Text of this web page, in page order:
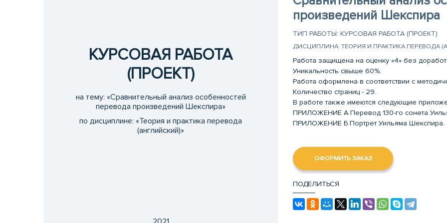
КУРСОВАЯ РАБОТА
(ПРОЕКТ)
на тему: «Сравнительный анализ особенностей
перевода произведений Шекспира»
по дисциплине: «Теория и практика перевода
(английский)»
произведений Шекспира
ТИП РАБОТЫ: КУРСОВАЯ РАБОТА (ПРОЕКТ)
ДИСЦИПЛИНА: ТЕОРИЯ И ПРАКТИКА ПЕРЕВОДА
Работа защищена на оценку «4» без
Уникальность свыше 60%.
Работа оформлена в соответствии с
Количество страниц - 29.
В работе также имеются следующие
ПРИЛОЖЕНИЕ A Перевод 130-го сонета
ПРИЛОЖЕНИЕ Б Портрет Уильяма Шекспира.
ОФОРМИТЬ ЗАКАЗ
ПОДЕЛИТЬСЯ